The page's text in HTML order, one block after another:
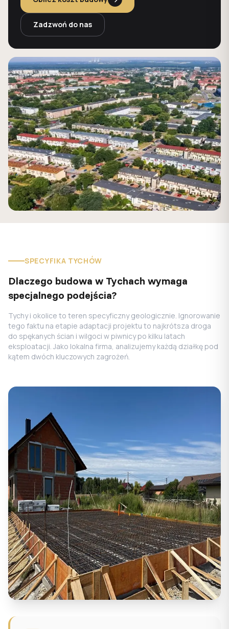
Zadzwoń do nas
SPECYFIKA TYCHÓW
Dlaczego budowa w Tychach wymaga
specjalnego podejścia?
Tychy i okolice to teren specyficzny geologicznie. Ignorowanie
tego faktu na etapie adaptacji projektu to najkrótsza droga
do spękanych ścian i wilgoci w piwnicy po kilku latach
eksploatacji. Jako lokalna firma, analizujemy każdą działkę pod
kątem dwóch kluczowych zagrożeń.